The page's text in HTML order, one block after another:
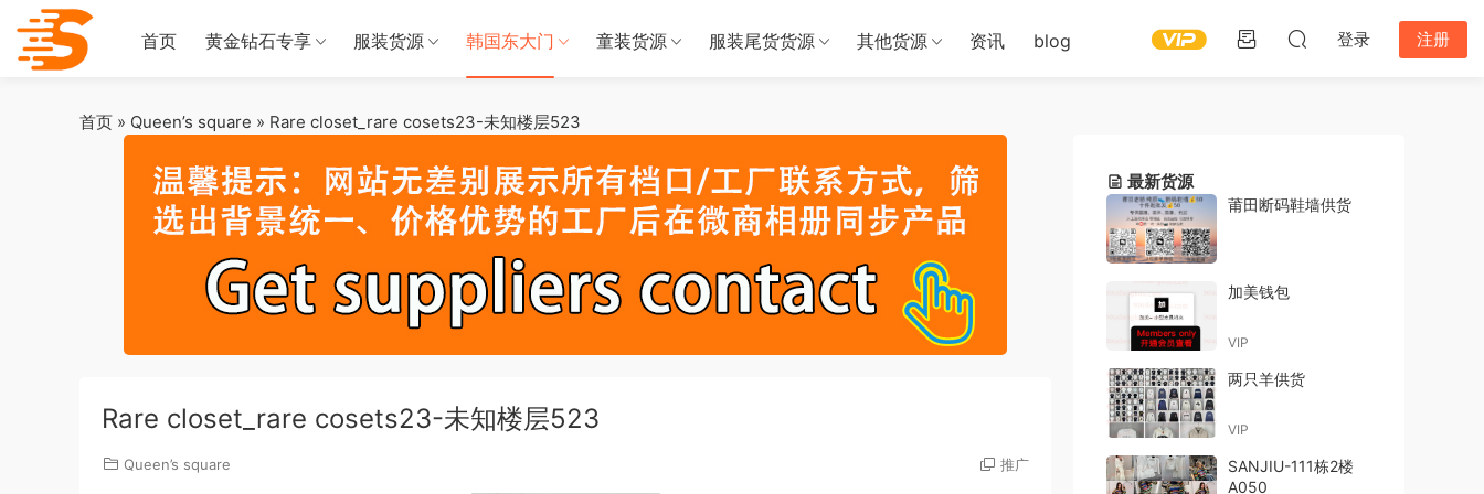
首页 黄金钻石专享 服装货源 韩国东大门 童装货源 服装尾货货源 其他货源 资讯 blog 登录 注册
首页 » Queen’s square » Rare closet_rare cosets23-未知楼层523
Rare closet_rare cosets23-未知楼层523
Queen’s square 推广
最新货源
莆田断码鞋墙供货
加美钱包
VIP
两只羊供货
VIP
SANJIU-111栋2楼
A050